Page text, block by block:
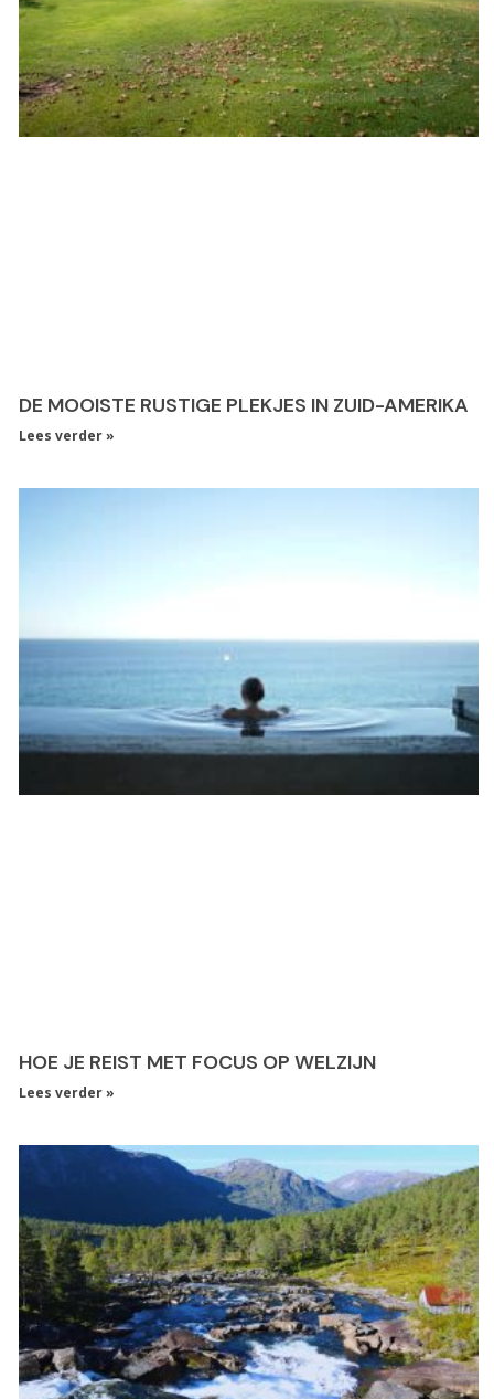
DE MOOISTE RUSTIGE PLEKJES IN ZUID-AMERIKA
Lees verder »
HOE JE REIST MET FOCUS OP WELZIJN
Lees verder »